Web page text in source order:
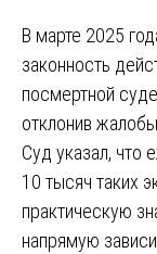
В марте 2025
законность
посмертной
отклонив
Суд указал, что
10 тысяч таких
практическую
напрямую